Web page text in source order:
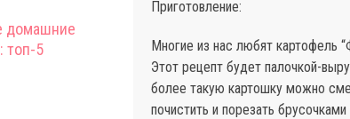
домашние
топ-5
Приготовление:
Многие из нас любят картофель
Этот рецепт будет палочкой-
более такую картошку можно
почистить и порезать